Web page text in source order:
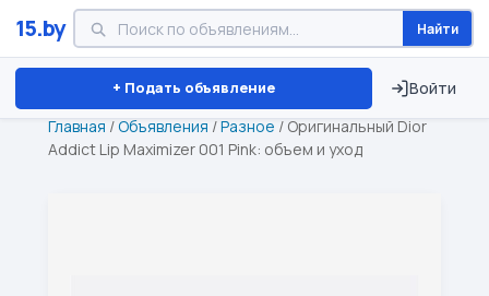
15.by Найти
+ Подать объявление Войти
Минск Витебск Брест ⏱ ТОЛЬКО 15 ДНЕЙ
Главная /Объявления /Разное / Оригинальный Dior
Addict Lip Maximizer 001 Pink: объем и уход